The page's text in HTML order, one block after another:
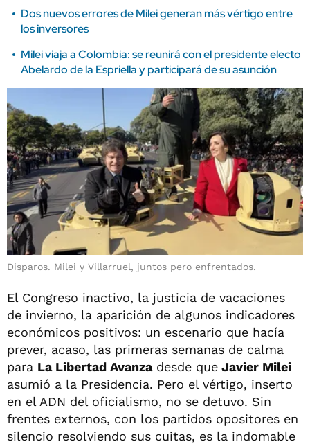
Dos nuevos errores de Milei generan más vértigo entre
los inversores
Milei viaja a Colombia: se reunirá con el presidente electo
Abelardo de la Espriella y participará de su asunción
Disparos. Milei y Villarruel, juntos pero enfrentados.
El Congreso inactivo, la justicia de vacaciones
de invierno, la aparición de algunos indicadores
económicos positivos: un escenario que hacía
prever, acaso, las primeras semanas de calma
para La Libertad Avanzadesde que Javier Milei
asumió a la Presidencia. Pero el vértigo, inserto
en el ADN del oficialismo, no se detuvo. Sin
frentes externos, con los partidos opositores en
silencio resolviendo sus cuitas, es la indomable